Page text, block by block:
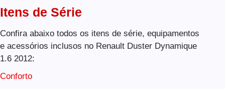
Itens de Série
Confira abaixo todos os itens de série, equipamentos
e acessórios inclusos no Renault Duster Dynamique
1.6 2012:
Conforto